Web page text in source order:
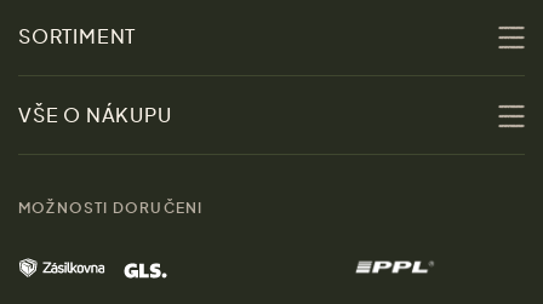
Udržitelnost
Obchody
Kontakt
SORTIMENT
Slevy
Ženy
Muži
Domov
VŠE O NÁKUPU
MOŽNOSTI DORUČENI